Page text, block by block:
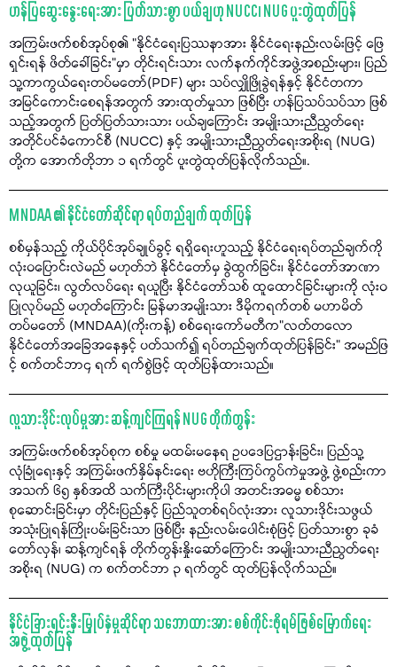
ဟန်ပြဆွေးနွေးရေးအား ပြတ်သားစွာ ပယ်ချဟု NUCC၊ NUG ပူးတွဲထုတ်ပြန်
အကြမ်းဖက်စစ်အုပ်စု၏ "နိုင်ငံရေးပြဿနာအား နိုင်ငံရေးနည်းလမ်းဖြင့် ဖြေ
ရှင်းရန် ဖိတ်ခေါ်ခြင်း"မှာ တိုင်းရင်းသား လက်နက်ကိုင်အဖွဲ့အစည်းများ၊ ပြည်
သူ့ကာကွယ်ရေးတပ်မတော်(PDF) များ သပ်လျှိုဖြိုခွဲရန်နှင့် နိုင်ငံတကာ
အမြင်ကောင်းစေရန်အတွက် အားထုတ်မှုသာ ဖြစ်ပြီး ဟန်ပြသပ်သပ်သာ ဖြစ်
သည့်အတွက် ပြတ်ပြတ်သားသား ပယ်ချကြောင်း အမျိုးသားညီညွတ်ရေး
အတိုင်ပင်ခံကောင်စီ (NUCC) နှင့် အမျိုးသားညီညွတ်ရေးအစိုးရ (NUG)
တို့က အောက်တိုဘာ ၁ ရက်တွင် ပူးတွဲထုတ်ပြန်လိုက်သည်။.
MNDAA ၏ နိုင်ငံတော်ဆိုင်ရာ ရပ်တည်ချက် ထုတ်ပြန်
စစ်မှန်သည့် ကိုယ်ပိုင်အုပ်ချုပ်ခွင့် ရရှိရေးဟူသည့် နိုင်ငံရေးရပ်တည်ချက်ကို
လုံးဝပြောင်းလဲမည် မဟုတ်ဘဲ နိုင်ငံတော်မှ ခွဲထွက်ခြင်း၊ နိုင်ငံတော်အာဏာ
လုယူခြင်း၊ လွတ်လပ်ရေး ရယူပြီး နိုင်ငံတော်သစ် ထူထောင်ခြင်းများကို လုံးဝ
ပြုလုပ်မည် မဟုတ်ကြောင်း မြန်မာအမျိုးသား ဒီမိုကရက်တစ် မဟာမိတ်
တပ်မတော် (MNDAA)(ကိုးကန့်) စစ်ရေးကော်မတီက"လတ်တလော
နိုင်ငံတော်အခြေအနေနှင့် ပတ်သက်၍ ရပ်တည်ချက်ထုတ်ပြန်ခြင်း" အမည်ဖြ
င့် စက်တင်ဘာ၄ ရက် ရက်စွဲဖြင့် ထုတ်ပြန်ထားသည်။
လူသားဒိုင်းလုပ်မှုအား ဆန့်ကျင်ကြရန် NUG တိုက်တွန်း
အကြမ်းဖက်စစ်အုပ်စုက စစ်မှု မထမ်းမနေရ ဥပဒေပြဌာန်းခြင်း၊ ပြည်သူ့
လုံခြုံရေးနှင့် အကြမ်းဖက်နှိမ်နင်းရေး ဗဟိုကြီးကြပ်ကွပ်ကဲမှုအဖွဲ့ ဖွဲ့စည်းကာ
အသက် ၆၅ နှစ်အထိ သက်ကြီးပိုင်းများကိုပါ အတင်းအဓမ္မ စစ်သား
စုဆောင်းခြင်းမှာ တိုင်းပြည်နှင့် ပြည်သူတစ်ရပ်လုံးအား လူသားဒိုင်းသဖွယ်
အသုံးပြုရန်ကြိုးပမ်းခြင်းသာ ဖြစ်ပြီး နည်းလမ်းပေါင်းစုံဖြင့် ပြတ်သားစွာ ခုခံ
တော်လှန်၊ ဆန့်ကျင်ရန် တိုက်တွန်းနှိုးဆော်ကြောင်း အမျိုးသားညီညွတ်ရေး
အစိုးရ (NUG) က စက်တင်ဘာ ၃ ရက်တွင် ထုတ်ပြန်လိုက်သည်။
နိုင်ငံခြားရင်းနှီးမြှုပ်နှံမှုဆိုင်ရာ သဘောထားအား စစ်ကိုင်းဖိုရမ်ဖြစ်မြောက်ရေး
အဖွဲ့ ထုတ်ပြန်